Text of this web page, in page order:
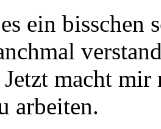
ein
macht
arbeiten.